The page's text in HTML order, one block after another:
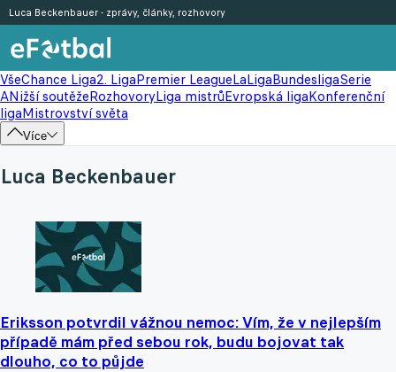
VšeChance Liga2. LigaPremier LeagueLaLigaBundesligaSerie
ANižší soutěžeRozhovoryLiga mistrůEvropská ligaKonferenční
ligaMistrovství světa
Více
Luca Beckenbauer - zprávy, články, rozhovory
Luca Beckenbauer
Eriksson potvrdil vážnou nemoc: Vím, že v nejlepším
případě mám před sebou rok, budu bojovat tak
dlouho, co to půjde